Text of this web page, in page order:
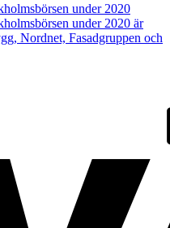
under 2020
under 2020 är
Nordnet, Fasadgruppen och